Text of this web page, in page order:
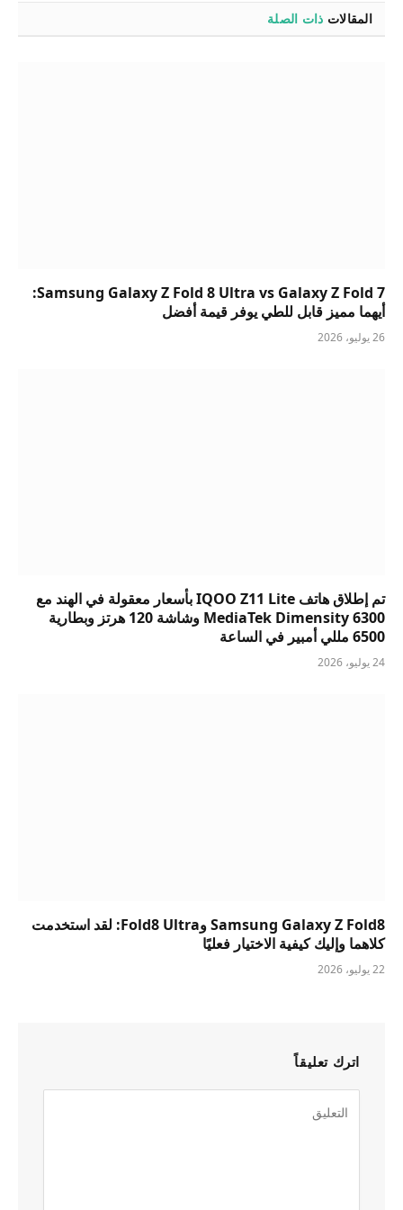
المقالات ذات الصلة
Samsung Galaxy Z Fold 8 Ultra vs Galaxy Z Fold 7:
أيهما مميز قابل للطي يوفر قيمة أفضل
26 يوليو، 2026
تم إطلاق هاتف IQOO Z11 Lite بأسعار معقولة في الهند مع
MediaTek Dimensity 6300 وشاشة 120 هرتز وبطارية
6500 مللي أمبير في الساعة
24 يوليو، 2026
Samsung Galaxy Z Fold8 وFold8 Ultra: لقد استخدمت
كلاهما وإليك كيفية الاختيار فعليًا
22 يوليو، 2026
اترك تعليقاً